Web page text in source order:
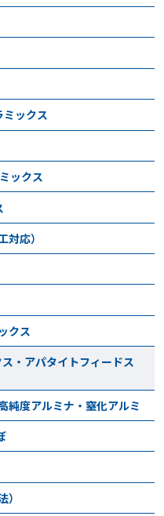
ミックス
ックス
応）
クス
・アパタイトフィードス
度アルミナ・窒化アルミ